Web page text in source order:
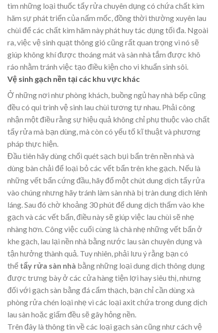
tìm những loại thuốc tẩy rửa chuyên dụng có chứa chất kìm
hãm sự phát triển của nấm mốc, đồng thời thường xuyên lau
chùi để các chất kìm hãm này phát huy tác dụng tối đa. Ngoài
ra, việc vệ sinh quạt thông gió cũng rất quan trọng vì nó sẽ
giúp không khí được thoáng mát và sàn nhà tắm được khô
ráo nhằm tránh việc tạo điều kiện cho vi khuẩn sinh sôi.
Vệ sinh gạch nền tại các khu vực khác
Ở những nơi như phòng khách, buồng ngủ hay nhà bếp cũng
đều có qui trình vệ sinh lau chùi tương tự nhau. Phải công
nhận một điều rằng sự hiệu quả không chỉ phụ thuộc vào chất
tẩy rửa mà bạn dùng, mà còn có yếu tố kĩ thuật và phương
pháp thực hiện.
Đầu tiên hãy dùng chổi quét sạch bụi bẩn trên nền nhà và
dùng bàn chải để loại bỏ các vết bẩn trên khe gạch. Nếu là
những vết bẩn cứng đầu, hãy đổ một chút dung dịch tẩy rửa
vào chúng nhưng hãy tránh làm sàn nhà bị tràn dung dịch lênh
láng. Sau đó chờ khoảng 30 phút để dung dịch thấm vào khe
gạch và các vết bẩn, điều này sẽ giúp việc lau chùi sẽ nhẹ
nhàng hơn. Công việc cuối cùng là chà nhẹ những vết bẩn ở
khe gạch, lau lại nền nhà bằng nước lau sàn chuyên dụng và
tận hưởng thành quả. Tuy nhiên, phải lưu ý rằng bạn có
thể tẩy rửa sàn nhà bằng những loại dung dịch thông dụng
được trưng bày ở các cửa hàng tiện lợi hay siêu thị, nhưng
đối với gạch sàn bằng đá cẩm thạch, bạn chỉ cần dùng xà
phòng rửa chén loại nhẹ vì các loại axit chứa trong dung dịch
lau sàn hoặc giấm đều sẽ gây hỏng nền.
Trên đây là thông tin về các loại gạch sàn cũng như cách vệ